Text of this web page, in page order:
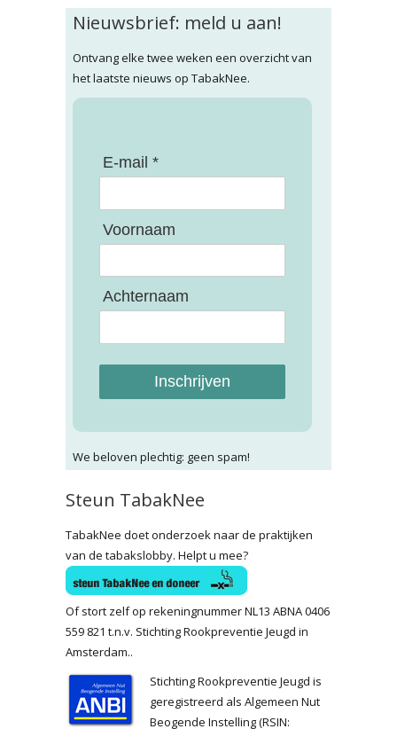
Nieuwsbrief: meld u aan!
Ontvang elke twee weken een overzicht van
het laatste nieuws op TabakNee.
E-mail *
Voornaam
Achternaam
Inschrijven
We beloven plechtig: geen spam!
Steun TabakNee
TabakNee doet onderzoek naar de praktijken
van de tabakslobby. Helpt u mee?
Of stort zelf op rekeningnummer NL13 ABNA 0406
559 821 t.n.v. Stichting Rookpreventie Jeugd in
Amsterdam..
Stichting Rookpreventie Jeugd is
geregistreerd als Algemeen Nut
Beogende Instelling (RSIN: